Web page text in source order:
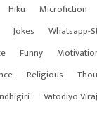
Hiku Microfiction
Jokes Whatsapp-
Funny
Religious
Vatodiyo Viraj